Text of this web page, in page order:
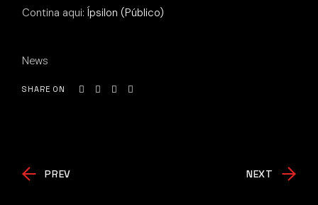
Contina aqui:Ípsilon (Público)
News
SHARE ON
PREV NEXT